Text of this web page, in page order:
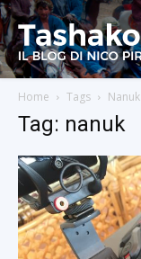
Home Tags Nanuk
Tag: nanuk